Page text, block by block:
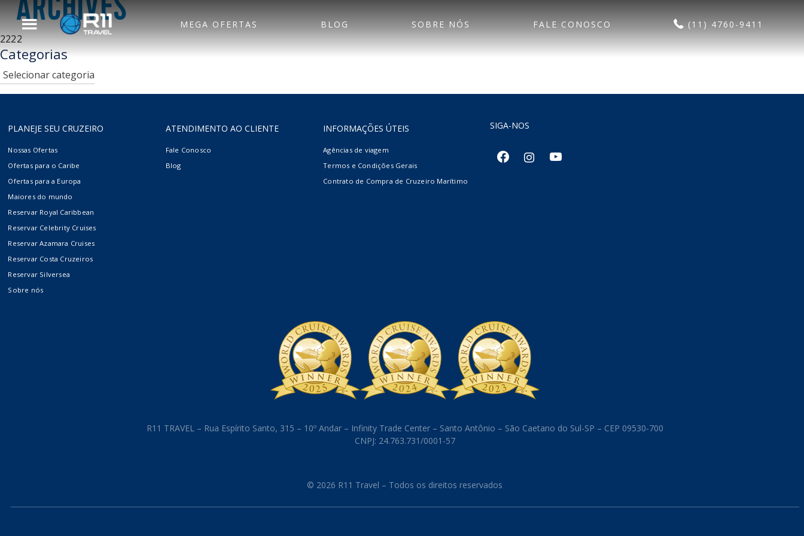
Voltar para o Menu
Principal
Royal Caribbean
Celebrity Cruises
Azamara
Silversea
Costa Cruzeiros
Hotel
Aéreo
MEGA OFERTAS BLOG SOBRE NÓS FALE CONOSCO (11) 4760-9411
ARCHIVES
2222
Categorias
Categorias
PLANEJE SEU CRUZEIRO
Nossas Ofertas
Ofertas para o Caribe
Ofertas para a Europa
Maiores do mundo
Reservar Royal Caribbean
Reservar Celebrity Cruises
Reservar Azamara Cruises
Reservar Costa Cruzeiros
Reservar Silversea
Sobre nós
ATENDIMENTO AO CLIENTE
Fale Conosco
Blog
INFORMAÇÕES ÚTEIS
Agências de viagem
Termos e Condições Gerais
Contrato de Compra de Cruzeiro Marítimo
SIGA-NOS
facebook instagramyoutube
R11 TRAVEL – Rua Espírito Santo, 315 – 10º Andar – Infinity Trade Center – Santo Antônio – São Caetano do Sul-SP – CEP 09530-700
CNPJ: 24.763.731/0001-57
© 2026 R11 Travel – Todos os direitos reservados